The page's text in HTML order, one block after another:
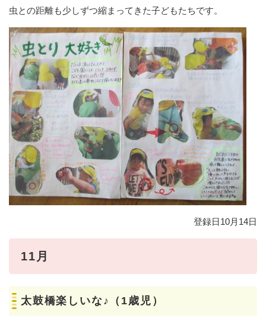
虫との距離も少しずつ縮まってきた子どもたちです。
登録日10月14日
11月
太鼓橋楽しいな♪（1歳児）